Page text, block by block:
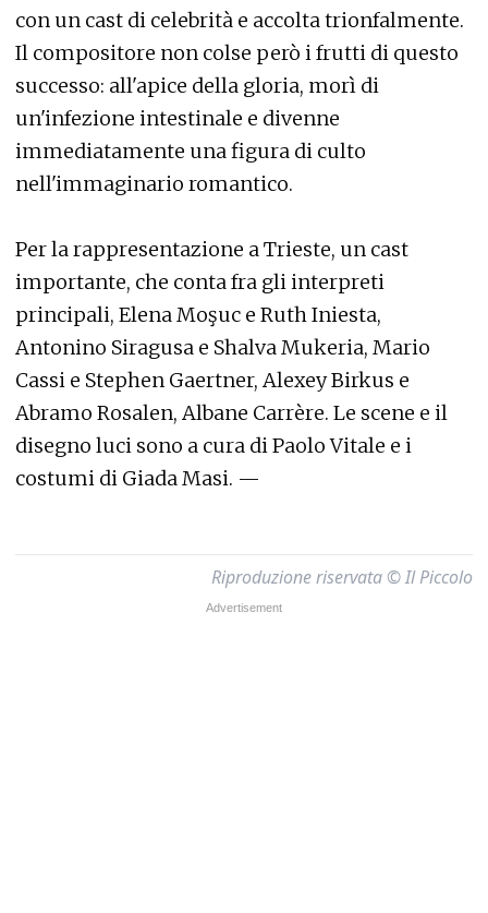
con un cast di celebrità e accolta trionfalmente.
Il compositore non colse però i frutti di questo
successo: all'apice della gloria, morì di
un'infezione intestinale e divenne
immediatamente una figura di culto
nell'immaginario romantico.
Per la rappresentazione a Trieste, un cast
importante, che conta fra gli interpreti
principali, Elena Moşuc e Ruth Iniesta,
Antonino Siragusa e Shalva Mukeria, Mario
Cassi e Stephen Gaertner, Alexey Birkus e
Abramo Rosalen, Albane Carrère. Le scene e il
disegno luci sono a cura di Paolo Vitale e i
costumi di Giada Masi. —
Riproduzione riservata © Il Piccolo